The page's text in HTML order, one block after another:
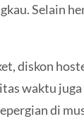
Selain
diskon
waktu
di